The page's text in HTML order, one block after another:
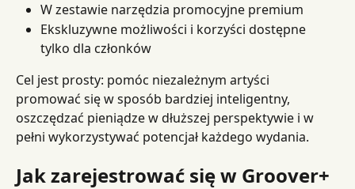
W zestawie narzędzia promocyjne premium
Ekskluzywne możliwości i korzyści dostępne
tylko dla członków
Cel jest prosty: pomóc niezależnym artyści
promować się w sposób bardziej inteligentny,
oszczędzać pieniądze w dłuższej perspektywie i w
pełni wykorzystywać potencjał każdego wydania.
Jak zarejestrować się w Groover+